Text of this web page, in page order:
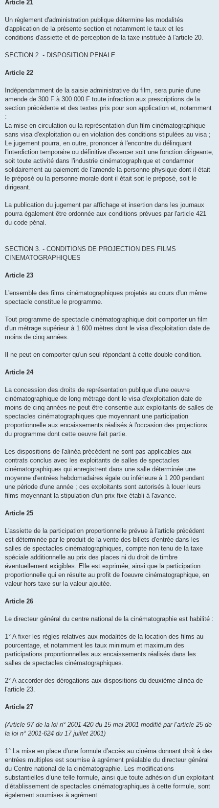
Article 21
Un règlement d'administration publique détermine les modalités
d'application de la présente section et notamment le taux et les
conditions d'assiette et de perception de la taxe instituée à l'article 20.
SECTION 2. - DISPOSITION PENALE
Article 22
Indépendamment de la saisie administrative du film, sera punie d'une
amende de 300 F à 300 000 F toute infraction aux prescriptions de la
section précédente et des textes pris pour son application et, notamment
:
La mise en circulation ou la représentation d'un film cinématographique
sans visa d'exploitation ou en violation des conditions stipulées au visa ;
Le jugement pourra, en outre, prononcer à l'encontre du délinquant
l'interdiction temporaire ou définitive d'exercer soit une fonction dirigeante,
soit toute activité dans l'industrie cinématographique et condamner
solidairement au paiement de l'amende la personne physique dont il était
le préposé ou la personne morale dont il était soit le préposé, soit le
dirigeant.
La publication du jugement par affichage et insertion dans les journaux
pourra également être ordonnée aux conditions prévues par l'article 421
du code pénal.
SECTION 3. - CONDITIONS DE PROJECTION DES FILMS
CINEMATOGRAPHIQUES
Article 23
L'ensemble des films cinématographiques projetés au cours d'un même
spectacle constitue le programme.
Tout programme de spectacle cinématographique doit comporter un film
d'un métrage supérieur à 1 600 mètres dont le visa d'exploitation date de
moins de cinq années.
Il ne peut en comporter qu'un seul répondant à cette double condition.
Article 24
La concession des droits de représentation publique d'une oeuvre
cinématographique de long métrage dont le visa d'exploitation date de
moins de cinq années ne peut être consentie aux exploitants de salles de
spectacles cinématographiques que moyennant une participation
proportionnelle aux encaissements réalisés à l'occasion des projections
du programme dont cette oeuvre fait partie.
Les dispositions de l'alinéa précédent ne sont pas applicables aux
contrats conclus avec les exploitants de salles de spectacles
cinématographiques qui enregistrent dans une salle déterminée une
moyenne d'entrées hebdomadaires égale ou inférieure à 1 200 pendant
une période d'une année ; ces exploitants sont autorisés à louer leurs
films moyennant la stipulation d'un prix fixe établi à l'avance.
Article 25
L'assiette de la participation proportionnelle prévue à l'article précédent
est déterminée par le produit de la vente des billets d'entrée dans les
salles de spectacles cinématographiques, compte non tenu de la taxe
spéciale additionnelle au prix des places ni du droit de timbre
éventuellement exigibles. Elle est exprimée, ainsi que la participation
proportionnelle qui en résulte au profit de l'oeuvre cinématographique, en
valeur hors taxe sur la valeur ajoutée.
Article 26
Le directeur général du centre national de la cinématographie est habilité :
1° A fixer les règles relatives aux modalités de la location des films au
pourcentage, et notamment les taux minimum et maximum des
participations proportionnelles aux encaissements réalisés dans les
salles de spectacles cinématographiques.
2° A accorder des dérogations aux dispositions du deuxième alinéa de
l'article 23.
Article 27
(Article 97 de la loi n° 2001-420 du 15 mai 2001 modifié par l’article 25 de
la loi n° 2001-624 du 17 juillet 2001)
1° La mise en place d’une formule d’accès au cinéma donnant droit à des
entrées multiples est soumise à agrément préalable du directeur général
du Centre national de la cinématographie. Les modifications
substantielles d’une telle formule, ainsi que toute adhésion d’un exploitant
d’établissement de spectacles cinématographiques à cette formule, sont
également soumises à agrément.